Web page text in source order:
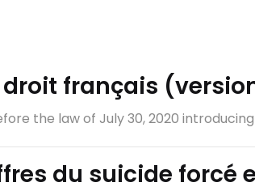
droit français
the law of July 30, 2020 introducing
du suicide forcé